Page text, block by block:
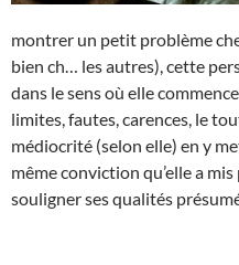
montrer un petit problème
bien ch… les autres), cette
dans le sens où elle
limites, fautes, carences, le
médiocrité (selon elle) en y
même conviction qu’elle a
souligner ses qualités